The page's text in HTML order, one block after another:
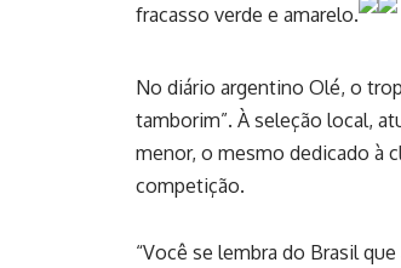
fracasso verde e amarelo.
No diário argentino Olé, o
tamborim”. À seleção local,
menor, o mesmo dedicado à
competição.
“Você se lembra do Brasil